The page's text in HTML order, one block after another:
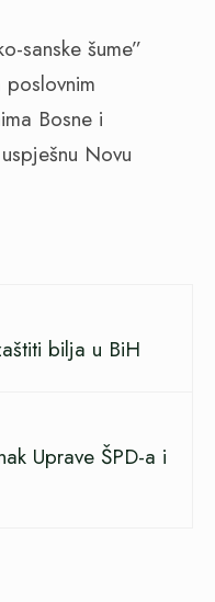
sanske šume”
Bosne i
Novu
bilja u BiH
Uprave ŠPD-a i